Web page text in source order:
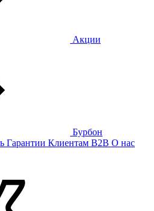
Акции
Бурбон
Гарантии Клиентам B2B О нас